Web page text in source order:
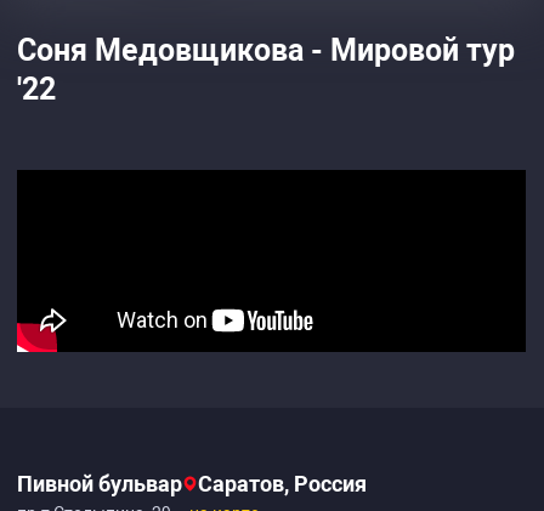
Соня Медовщикова - Мировой тур
'22
Пивной бульвар Саратов, Россия